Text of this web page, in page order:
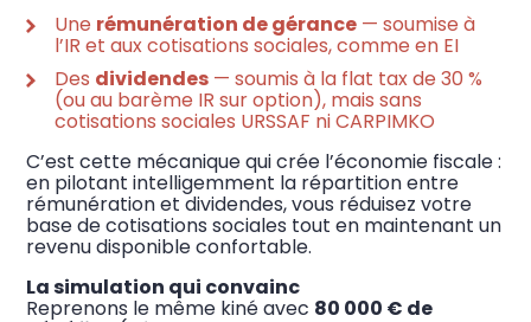
Une rémunération de gérance — soumise à
l’IR et aux cotisations sociales, comme en EI
Des dividendes — soumis à la flat tax de 30 %
(ou au barème IR sur option), mais sans
cotisations sociales URSSAF ni CARPIMKO
C’est cette mécanique qui crée l’économie fiscale :
en pilotant intelligemment la répartition entre
rémunération et dividendes, vous réduisez votre
base de cotisations sociales tout en maintenant un
revenu disponible confortable.
La simulation qui convainc
Reprenons le même kiné avec 80 000 € de